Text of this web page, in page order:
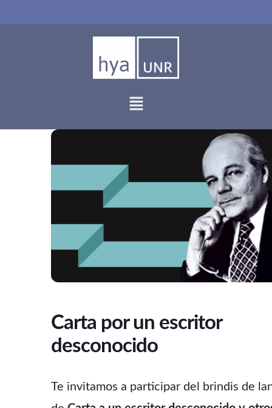
Carta por un escritor
desconocido
Te invitamos a participar del brindis de